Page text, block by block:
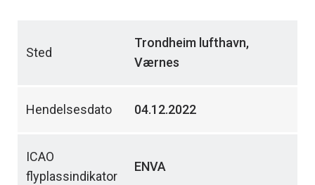
Sted
Trondheim lufthavn,
Værnes
Hendelsesdato 04.12.2022
ICAO
flyplassindikator
ENVA